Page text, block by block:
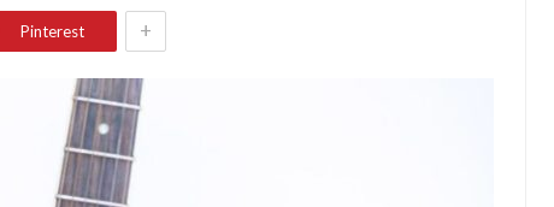
Pinterest +